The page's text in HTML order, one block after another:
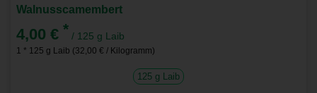
Walnusscamembert
4,00 € * / 125 g Laib
1 * 125 g Laib (32,00 € / Kilogramm)
125 g Laib